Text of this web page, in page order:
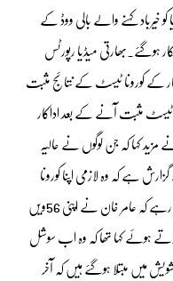
کہنے والے بالی ووڈ کے
ہوگئے۔بھارتی میڈیا رپورٹس
کے کورونا ٹیسٹ کے نتائج مثبت
ٹیسٹ مثبت آنے کے بعد اداکار
کہا کہ جن لوگوں نے حالیہ
ہے کہ وہ لازمی اپنا کورونا
ٹیسٹ کروائیں اور احتیاطی تدابیر اختیار کریں۔واضح رہے کہ عامر خان نے اپنی 56ویں
ہوئے کہا تھا کہ وہ اب سوشل
میں مبتلا ہوگئے ہیں کہ آخر